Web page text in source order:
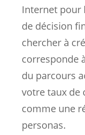
Internet pour
de décision
chercher à
corresponde
du parcours
votre taux de
comme une
personas.